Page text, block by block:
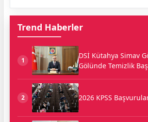
Trend Haberler
1
DSİ Kütahya Simav
Gölünde Temizlik
2 2026 KPSS